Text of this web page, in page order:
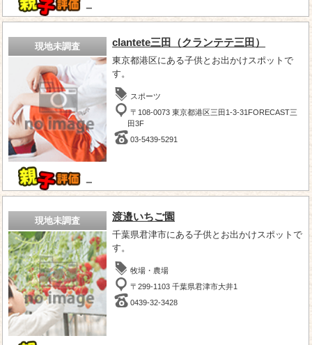
－
現地未調査
－
clantete三田（クランテテ三田）
東京都港区にある子供とお出かけスポットで
す。
スポーツ
〒108-0073 東京都港区三田1-3-31FORECAST三
田3F
03-5439-5291
現地未調査 渡邉いちご園
千葉県君津市にある子供とお出かけスポットで
す。
牧場・農場
〒299-1103 千葉県君津市大井1
0439-32-3428